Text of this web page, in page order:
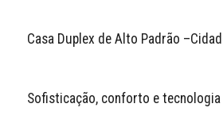
Casa Duplex de Alto Padrão
Sofisticação, conforto e tecnologia